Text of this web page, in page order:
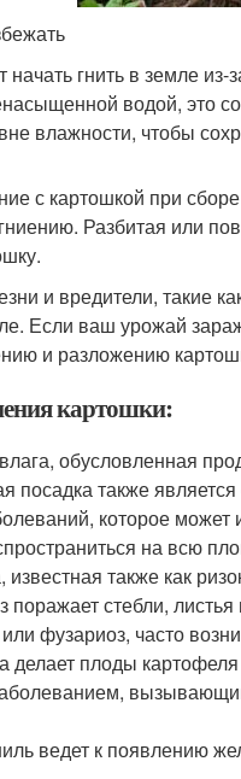
начать гнить в земле
водой, это
влажности, чтобы
с картошкой при
Разбитая или
и вредители, такие
Если ваш урожай
и разложению
картошки:
обусловленная
посадка также
которое может
на всю
также как
поражает стебли,
фузариоз, часто
делает плоды
вызывающим
ведет к появлению